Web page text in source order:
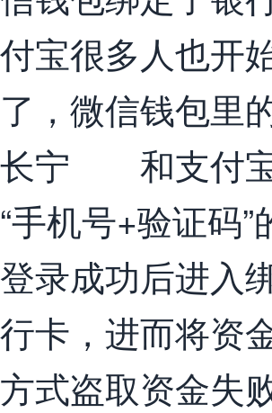
付宝很多人也开
了，微信钱包里
长宁 和支付宝
“手机号+验证码
登录成功后进入
行卡，进而将资
方式盗取资金失